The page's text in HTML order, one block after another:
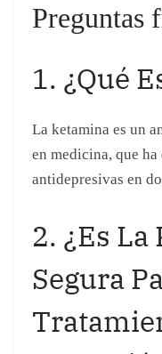
Segura
Cuando se utiliza
ketamina puede
pacientes con
3.